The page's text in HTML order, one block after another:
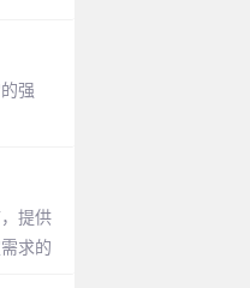
强
提供
求的